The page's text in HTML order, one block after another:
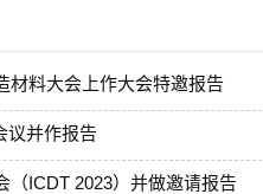
材料大会上作大会特邀报告
议并作报告
（ICDT 2023）并做邀请报告